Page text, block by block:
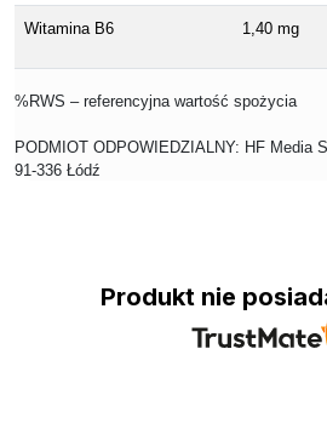
Witamina B6 1,40 mg
%RWS – referencyjna wartość spożycia
PODMIOT ODPOWIEDZIALNY: HF Media
91-336 Łódź
Produkt nie